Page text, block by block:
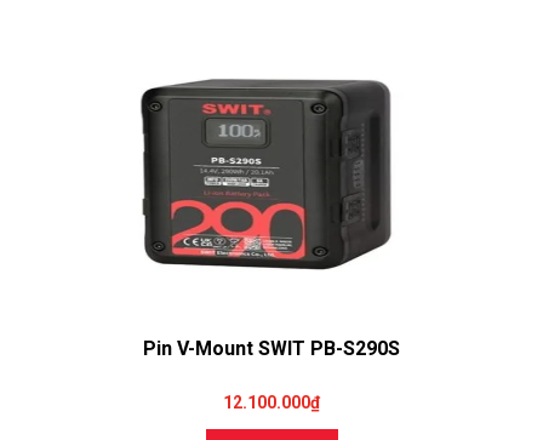
Pin V-Mount SWIT PB-S290S
12.100.000₫